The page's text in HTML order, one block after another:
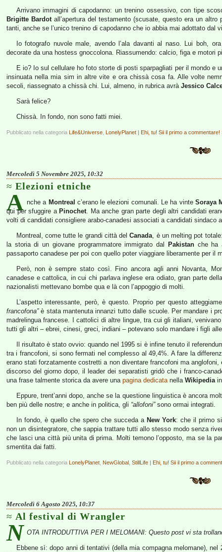
Arrivano immagini di capodanno: un trenino ossessivo, con tipe
Brigitte Bardotall’apertura del testamento (scusate, questo era un
tanti, anche se l’unico trenino di capodanno che io abbia mai adottato dal
Io fotografo nuvole male, avendo l’ala davanti al naso. Lui boh,
decorate da una hostess gnoccolona. Riassumendo: calcio, figa e motori
E io? Io sul cellulare ho foto storte di posti sparpagliati per il mondo e
insinuata nella mia sim in altre vite e ora chissà cosa fa. Alle volte
secoli, riassegnato a chissà chi. Lui, almeno, in rubrica avrà Jessico
Sarà felice?
Chissà. In fondo, non sono fatti miei.
Pubblicato nella categoria Life&Universe LonelyPlanet | Ehi, tu! Sii il primo a commentare!
Mercoledì 5 Novembre 2025, 10:32
Elezioni etniche
A nche a Montreal c’erano le elezioni comunali. Le ha vinte Soraya
qui per sfuggire a Pinochet. Ma anche gran parte degli altri candidati
volti di candidati consigliere arabo-canadesi associati a candidati sindaco
Montreal, come tutte le grandi città delCanada, è un melting pot
la storia di un giovane programmatore immigrato dal
Pakistanche ha
passaporto canadese per poi con quello poter viaggiare liberamente per il
Però, non è sempre stato così. Fino ancora agli anni Novanta,
canadese e cattolica, in cui chi parlava inglese era odiato, gran parte
nazionalisti mettevano bombe qua e là con l’appoggio di molti.
L’aspetto interessante, però, è questo. Proprio per questo
francofona”è stata mantenuta innanzi tutto dalle scuole. Per mandare i
madrelingua francese. I cattolici di altre lingue, tra cui gli italiani,
tutti gli altri – ebrei, cinesi, greci, indiani – potevano solo mandare i figli
Il risultato è stato ovvio: quando nel 1995 si è infine tenuto il
tra i francofoni, si sono fermati nel complesso al 49,4%. A fare la
erano stati forzatamente costretti a non diventare francofoni ma
discorso del giorno dopo, il leader dei separatisti gridò che i franco-
una frase talmente storica da avere una pagina dedicatanella Wikipediain
Eppure, trent’anni dopo, anche se la questione linguistica è ancora
ben più delle nostre; e anche in politica, gli “allofoni”sono ormai integrati.
In fondo, è quello che spero che succeda a New York: che il primo
non un disintegratore, che sappia trattare tutti allo stesso modo senza
che lasci una città più unita di prima. Molti temono l’opposto, ma se la
smentita dai fatti.
Pubblicato nella categoria LonelyPlanet NewGlobal StillLife | Ehi, tu! Sii il primo a
Mercoledì 6 Agosto 2025, 10:37
Al festival di Wrangler
N OTA INTRODUTTIVA PER I MELOMANI: Questo post vi sta
Ebbene sì: dopo anni di tentativi (della mia compagna melomane),